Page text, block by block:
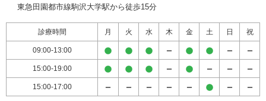
東急田園都市線駒沢大学駅から徒歩15分
診療時間 月 火 水 木 金 土 日 祝
09:00-13:00
15:00-19:00
15:00-17:00